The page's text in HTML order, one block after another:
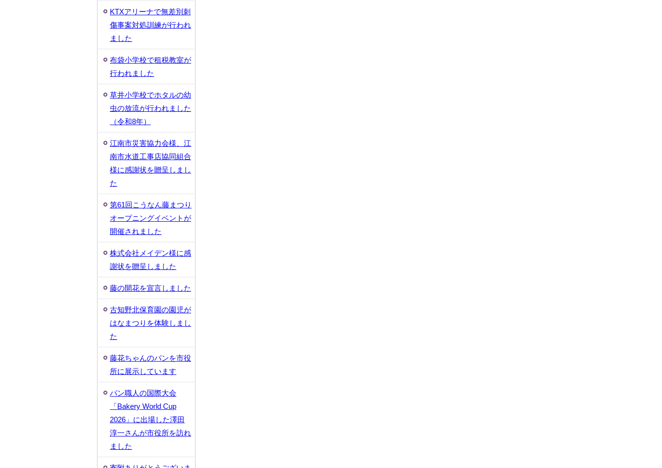
KTXアリーナで無差別刺
傷事案対処訓練が行われ
ました
布袋小学校で租税教室が
行われました
草井小学校でホタルの幼
虫の放流が行われました
（令和8年）
江南市災害協力会様、江
南市水道工事店協同組合
様に感謝状を贈呈しまし
た
第61回こうなん藤まつり
オープニングイベントが
開催されました
株式会社メイデン様に感
謝状を贈呈しました
藤の開花を宣言しました
古知野北保育園の園児が
はなまつりを体験しまし
た
藤花ちゃんのパンを市役
所に展示しています
パン職人の国際大会
「Bakery World Cup
2026」に出場した澤田
淳一さんが市役所を訪れ
ました